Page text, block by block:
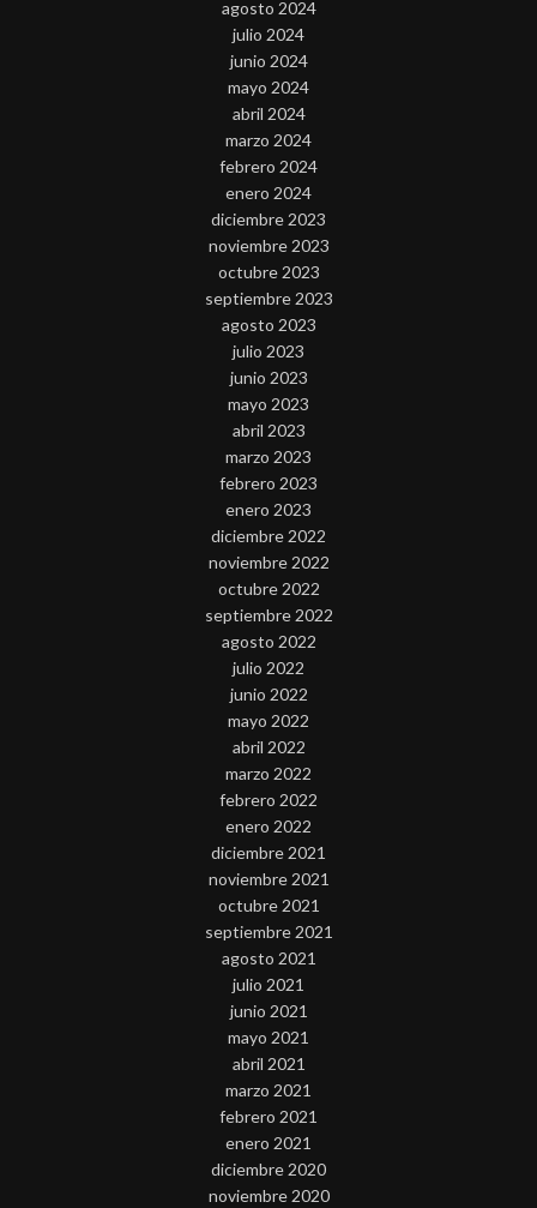
agosto 2024
julio 2024
junio 2024
mayo 2024
abril 2024
marzo 2024
febrero 2024
enero 2024
diciembre 2023
noviembre 2023
octubre 2023
septiembre 2023
agosto 2023
julio 2023
junio 2023
mayo 2023
abril 2023
marzo 2023
febrero 2023
enero 2023
diciembre 2022
noviembre 2022
octubre 2022
septiembre 2022
agosto 2022
julio 2022
junio 2022
mayo 2022
abril 2022
marzo 2022
febrero 2022
enero 2022
diciembre 2021
noviembre 2021
octubre 2021
septiembre 2021
agosto 2021
julio 2021
junio 2021
mayo 2021
abril 2021
marzo 2021
febrero 2021
enero 2021
diciembre 2020
noviembre 2020